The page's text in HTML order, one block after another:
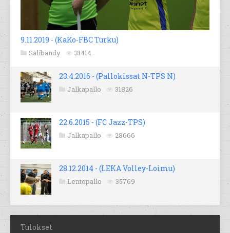
9.11.2019 - (KaKo-FBC Turku)
Salibandy 31414
23.4.2016 - (Pallokissat N-TPS N)
Jalkapallo 31826
22.6.2015 - (FC Jazz-TPS)
Jalkapallo 28666
28.12.2014 - (LEKA Volley-Loimu)
Lentopallo 35769
Tulokset